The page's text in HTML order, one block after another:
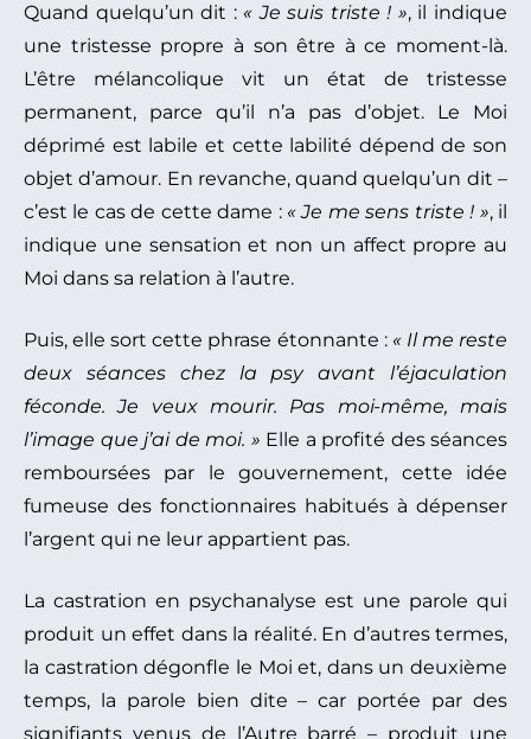
Quand quelqu’un dit : « Je suis triste ! », il indique
une tristesse propre à son être à ce moment-là.
L’être mélancolique vit un état de tristesse
permanent, parce qu’il n’a pas d’objet. Le Moi
déprimé est labile et cette labilité dépend de son
objet d’amour. En revanche, quand quelqu’un dit –
c’est le cas de cette dame : « Je me sens triste ! », il
indique une sensation et non un affect propre au
Moi dans sa relation à l’autre.
Puis, elle sort cette phrase étonnante : « Il me reste
deux séances chez la psy avant l’éjaculation
féconde. Je veux mourir. Pas moi-même, mais
l’image que j’ai de moi. » Elle a profité des séances
remboursées par le gouvernement, cette idée
fumeuse des fonctionnaires habitués à dépenser
l’argent qui ne leur appartient pas.
La castration en psychanalyse est une parole qui
produit un effet dans la réalité. En d’autres termes,
la castration dégonfle le Moi et, dans un deuxième
temps, la parole bien dite – car portée par des
signifiants venus de l’Autre barré – produit une